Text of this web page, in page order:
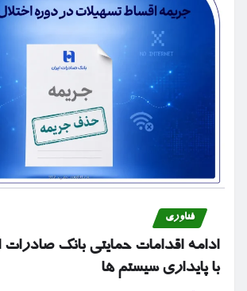
فناوری
ادامه اقدامات حمایتی بانک
با پایداری سیستم ها